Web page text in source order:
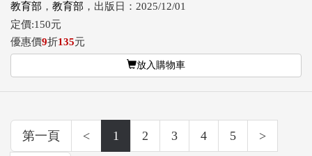
教育部 ， 教育部 ，出版日：2025/12/01
定價:150元
優惠價9折135元
放入購物車
第一頁 < 1 2 3 4 5 >